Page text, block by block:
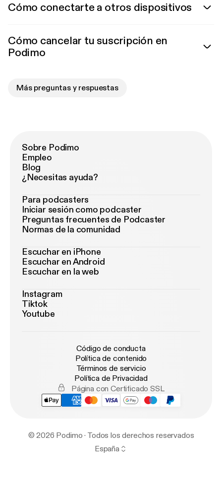
Cómo conectarte a otros dispositivos
Cómo cancelar tu suscripción en
Podimo
Más preguntas y respuestas
Sobre Podimo
Empleo
Blog
¿Necesitas ayuda?
Para podcasters
Iniciar sesión como podcaster
Preguntas frecuentes de Podcaster
Normas de la comunidad
Escuchar en iPhone
Escuchar en Android
Escuchar en la web
Instagram
Tiktok
Youtube
Código de conducta
Política de contenido
Términos de servicio
Política de Privacidad
Página con Certificado SSL
© 2026 Podimo · Todos los derechos reservados
España